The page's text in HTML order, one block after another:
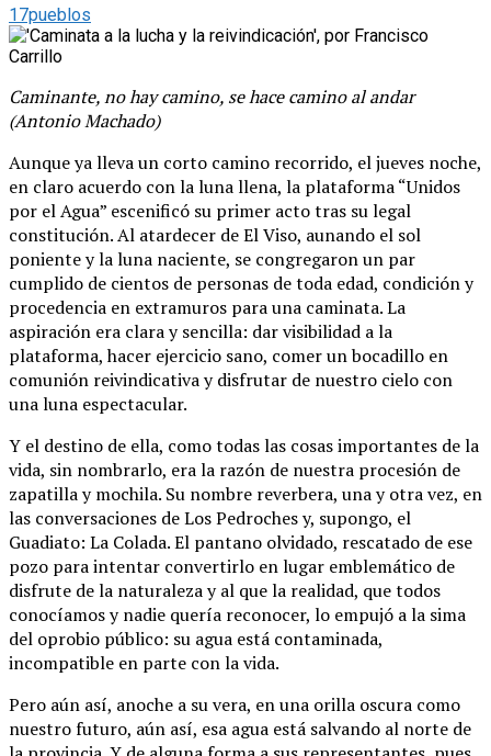
17pueblos
Caminante, no hay camino, se hace camino al andar
(Antonio Machado)
Aunque ya lleva un corto camino recorrido, el jueves noche,
en claro acuerdo con la luna llena, la plataforma “Unidos
por el Agua” escenificó su primer acto tras su legal
constitución. Al atardecer de El Viso, aunando el sol
poniente y la luna naciente, se congregaron un par
cumplido de cientos de personas de toda edad, condición y
procedencia en extramuros para una caminata. La
aspiración era clara y sencilla: dar visibilidad a la
plataforma, hacer ejercicio sano, comer un bocadillo en
comunión reivindicativa y disfrutar de nuestro cielo con
una luna espectacular.
Y el destino de ella, como todas las cosas importantes de la
vida, sin nombrarlo, era la razón de nuestra procesión de
zapatilla y mochila. Su nombre reverbera, una y otra vez, en
las conversaciones de Los Pedroches y, supongo, el
Guadiato: La Colada. El pantano olvidado, rescatado de ese
pozo para intentar convertirlo en lugar emblemático de
disfrute de la naturaleza y al que la realidad, que todos
conocíamos y nadie quería reconocer, lo empujó a la sima
del oprobio público: su agua está contaminada,
incompatible en parte con la vida.
Pero aún así, anoche a su vera, en una orilla oscura como
nuestro futuro, aún así, esa agua está salvando al norte de